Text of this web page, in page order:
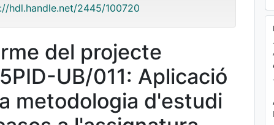
hdl.handle.net/2445/100720
del projecte
UB/011: Aplicació
metodologia d'estudi